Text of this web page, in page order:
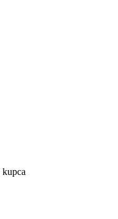
kupca